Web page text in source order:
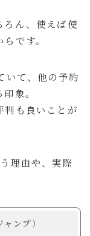
テル宿泊記
ろん、使えば使
です。
いて、他の予約
象。
判も良いことが
理由や、実際
ンプ）